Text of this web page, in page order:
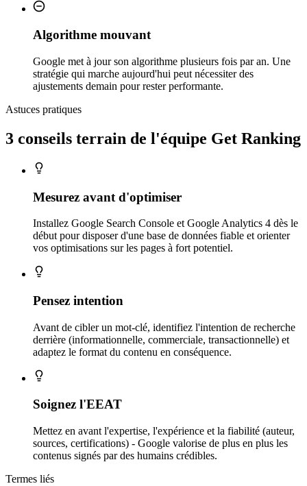
Algorithme mouvant
Google met à jour son algorithme plusieurs fois par an. Une
stratégie qui marche aujourd'hui peut nécessiter des
ajustements demain pour rester performante.
Astuces pratiques
3 conseils terrain de l'équipe Get Ranking
Mesurez avant d'optimiser
Installez Google Search Console et Google Analytics 4 dès le
début pour disposer d'une base de données fiable et orienter
vos optimisations sur les pages à fort potentiel.
Pensez intention
Avant de cibler un mot-clé, identifiez l'intention de recherche
derrière (informationnelle, commerciale, transactionnelle) et
adaptez le format du contenu en conséquence.
Soignez l'EEAT
Mettez en avant l'expertise, l'expérience et la fiabilité (auteur,
sources, certifications) - Google valorise de plus en plus les
contenus signés par des humains crédibles.
Termes liés